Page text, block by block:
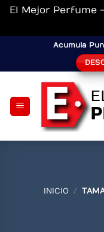
El Mejor Perfume
content
Acumula
INICIO /